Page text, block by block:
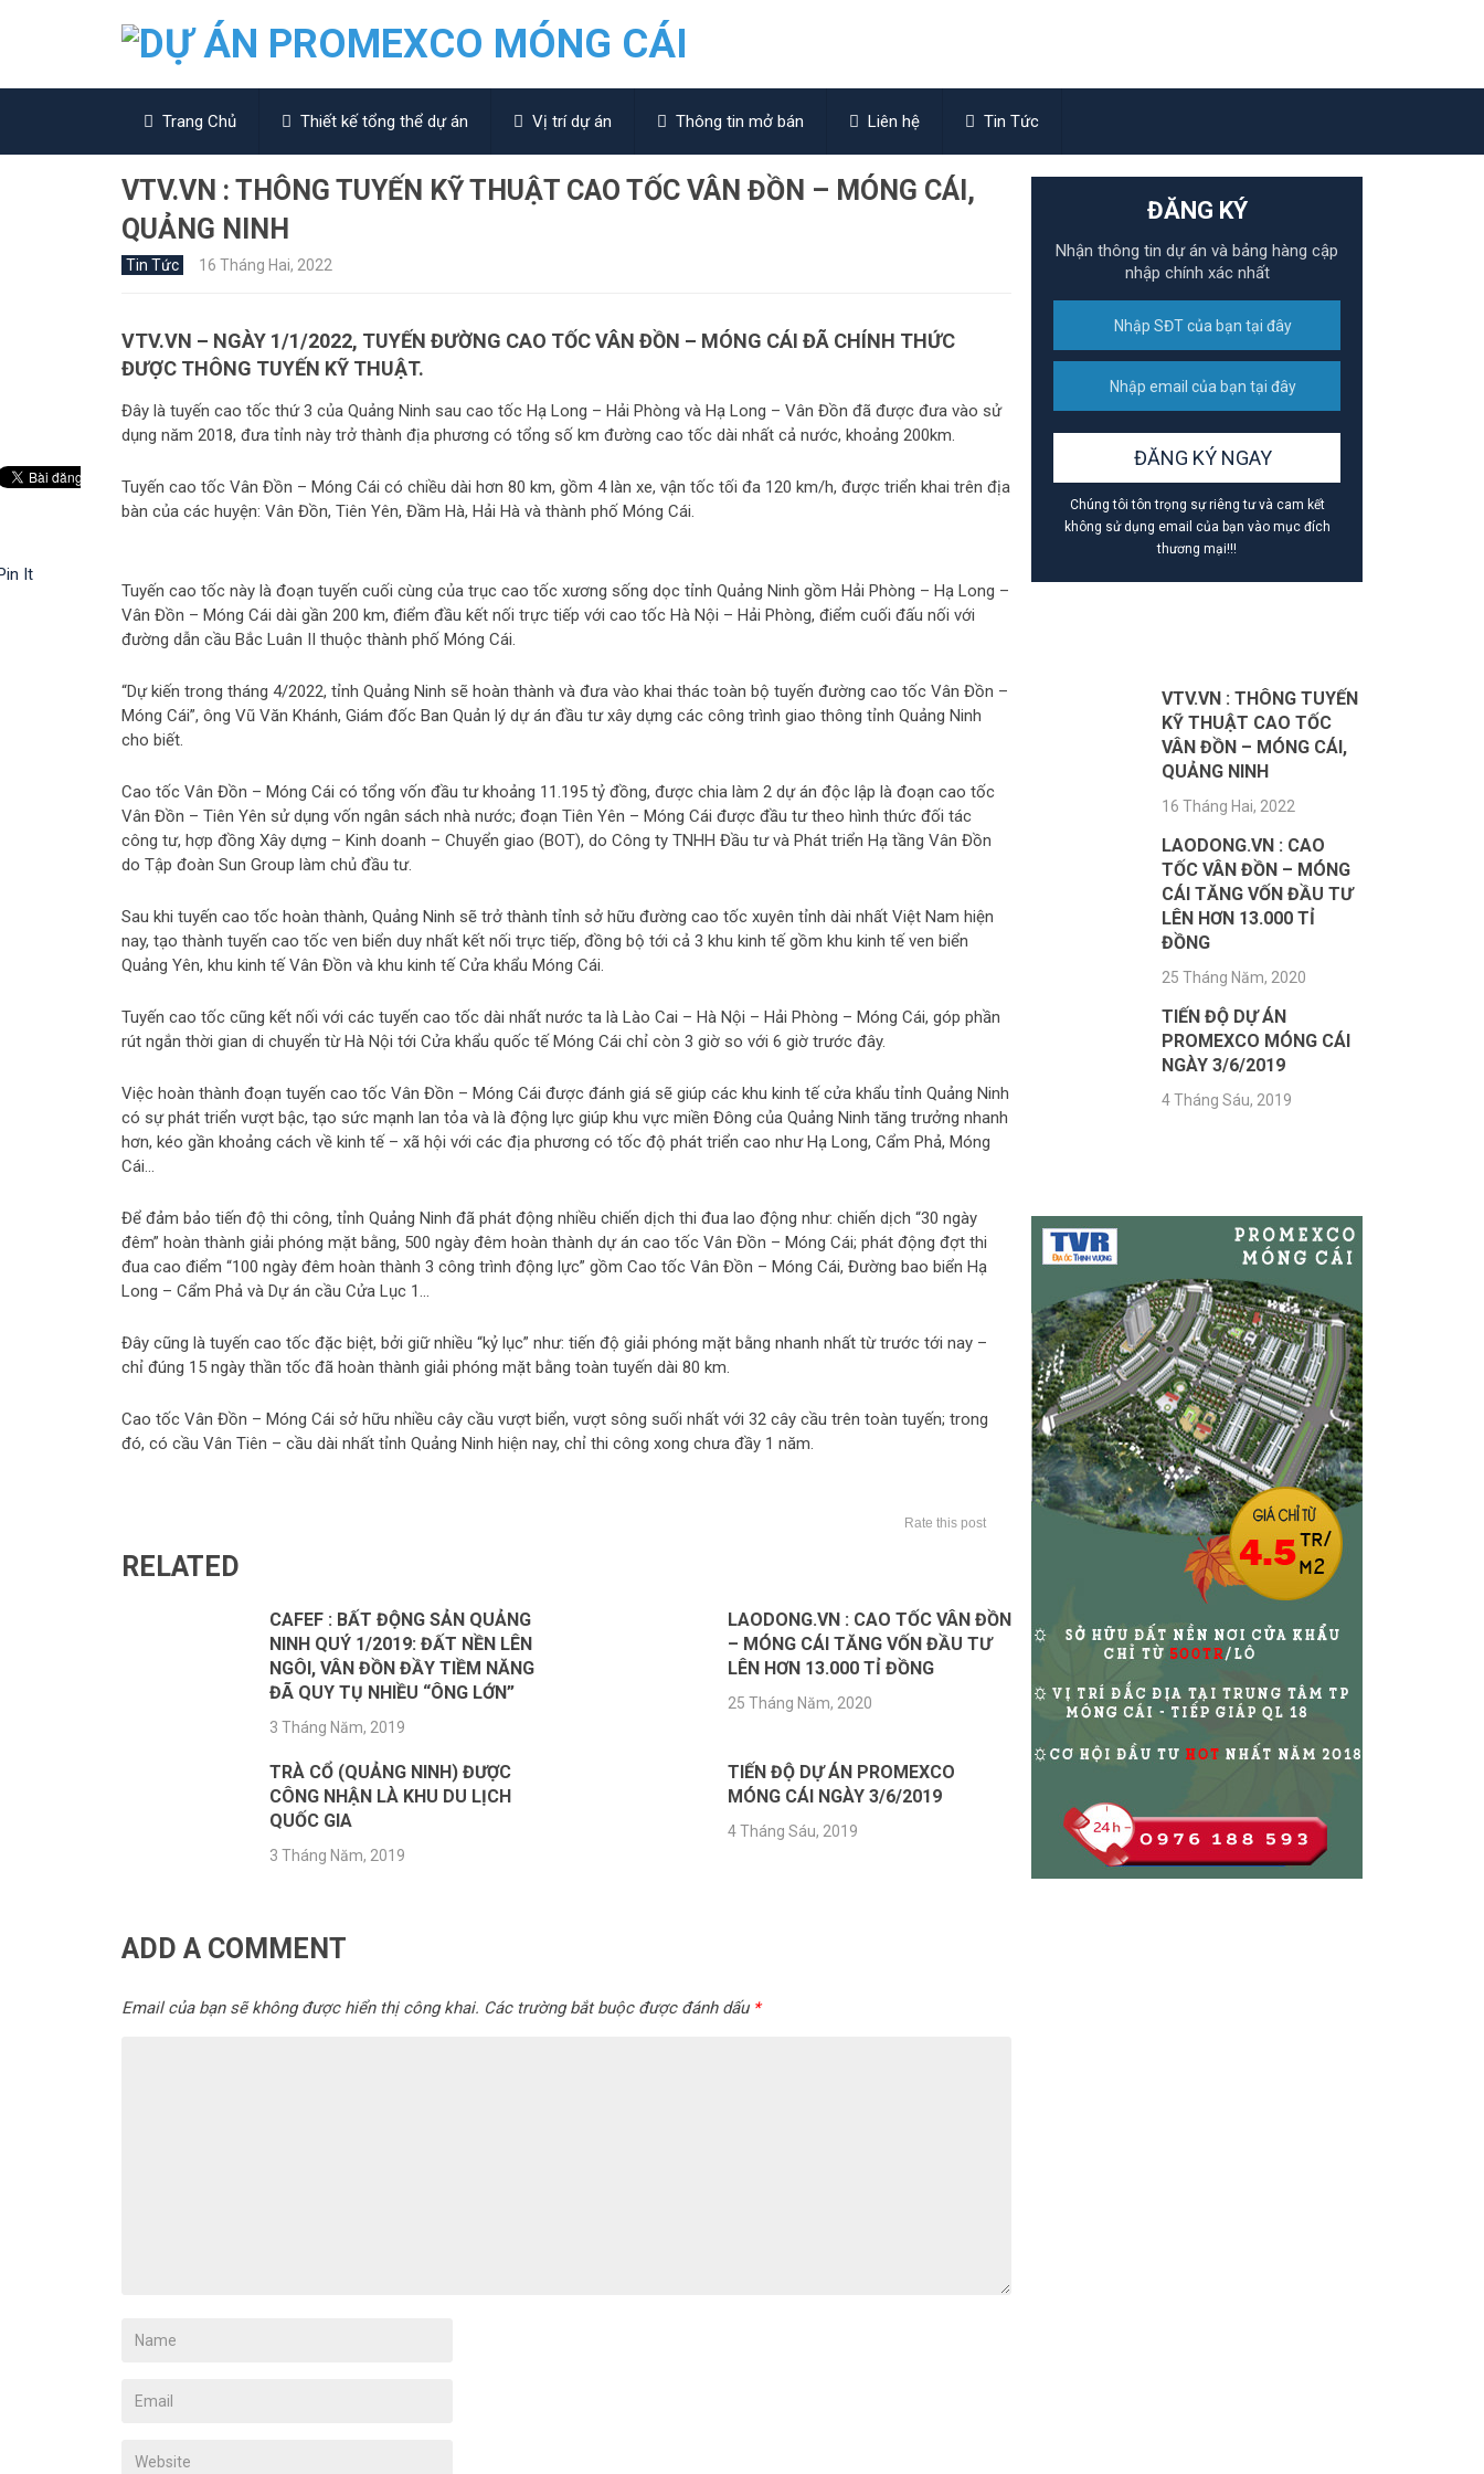
Trang Chủ Thiết kế tổng thể dự án Vị trí dự án Thông tin mở bán Liên hệ Tin Tức
VTV.VN : THÔNG TUYẾN KỸ THUẬT CAO TỐC VÂN ĐỒN – MÓNG CÁI,
QUẢNG NINH
Tin Tức 16 Tháng Hai, 2022
VTV.VN – NGÀY 1/1/2022, TUYẾN ĐƯỜNG CAO TỐC VÂN ĐỒN – MÓNG CÁI ĐÃ CHÍNH THỨC
ĐƯỢC THÔNG TUYẾN KỸ THUẬT.
Đây là tuyến cao tốc thứ 3 của Quảng Ninh sau cao tốc Hạ Long – Hải Phòng và Hạ Long – Vân Đồn đã được đưa vào sử
dụng năm 2018, đưa tỉnh này trở thành địa phương có tổng số km đường cao tốc dài nhất cả nước, khoảng 200km.
Tuyến cao tốc Vân Đồn – Móng Cái có chiều dài hơn 80 km, gồm 4 làn xe, vận tốc tối đa 120 km/h, được triển khai trên địa
bàn của các huyện: Vân Đồn, Tiên Yên, Đầm Hà, Hải Hà và thành phố Móng Cái.
Tuyến cao tốc này là đoạn tuyến cuối cùng của trục cao tốc xương sống dọc tỉnh Quảng Ninh gồm Hải Phòng – Hạ Long –
Vân Đồn – Móng Cái dài gần 200 km, điểm đầu kết nối trực tiếp với cao tốc Hà Nội – Hải Phòng, điểm cuối đấu nối với
đường dẫn cầu Bắc Luân II thuộc thành phố Móng Cái.
“Dự kiến trong tháng 4/2022, tỉnh Quảng Ninh sẽ hoàn thành và đưa vào khai thác toàn bộ tuyến đường cao tốc Vân Đồn –
Móng Cái”, ông Vũ Văn Khánh, Giám đốc Ban Quản lý dự án đầu tư xây dựng các công trình giao thông tỉnh Quảng Ninh
cho biết.
Cao tốc Vân Đồn – Móng Cái có tổng vốn đầu tư khoảng 11.195 tỷ đồng, được chia làm 2 dự án độc lập là đoạn cao tốc
Vân Đồn – Tiên Yên sử dụng vốn ngân sách nhà nước; đoạn Tiên Yên – Móng Cái được đầu tư theo hình thức đối tác
công tư, hợp đồng Xây dựng – Kinh doanh – Chuyển giao (BOT), do Công ty TNHH Đầu tư và Phát triển Hạ tầng Vân Đồn
do Tập đoàn Sun Group làm chủ đầu tư.
Sau khi tuyến cao tốc hoàn thành, Quảng Ninh sẽ trở thành tỉnh sở hữu đường cao tốc xuyên tỉnh dài nhất Việt Nam hiện
nay, tạo thành tuyến cao tốc ven biển duy nhất kết nối trực tiếp, đồng bộ tới cả 3 khu kinh tế gồm khu kinh tế ven biển
Quảng Yên, khu kinh tế Vân Đồn và khu kinh tế Cửa khẩu Móng Cái.
Tuyến cao tốc cũng kết nối với các tuyến cao tốc dài nhất nước ta là Lào Cai – Hà Nội – Hải Phòng – Móng Cái, góp phần
rút ngắn thời gian di chuyển từ Hà Nội tới Cửa khẩu quốc tế Móng Cái chỉ còn 3 giờ so với 6 giờ trước đây.
Việc hoàn thành đoạn tuyến cao tốc Vân Đồn – Móng Cái được đánh giá sẽ giúp các khu kinh tế cửa khẩu tỉnh Quảng Ninh
có sự phát triển vượt bậc, tạo sức mạnh lan tỏa và là động lực giúp khu vực miền Đông của Quảng Ninh tăng trưởng nhanh
hơn, kéo gần khoảng cách về kinh tế – xã hội với các địa phương có tốc độ phát triển cao như Hạ Long, Cẩm Phả, Móng
Cái…
Để đảm bảo tiến độ thi công, tỉnh Quảng Ninh đã phát động nhiều chiến dịch thi đua lao động như: chiến dịch “30 ngày
đêm” hoàn thành giải phóng mặt bằng, 500 ngày đêm hoàn thành dự án cao tốc Vân Đồn – Móng Cái; phát động đợt thi
đua cao điểm “100 ngày đêm hoàn thành 3 công trình động lực” gồm Cao tốc Vân Đồn – Móng Cái, Đường bao biển Hạ
Long – Cẩm Phả và Dự án cầu Cửa Lục 1…
Đây cũng là tuyến cao tốc đặc biệt, bởi giữ nhiều “kỷ lục” như: tiến độ giải phóng mặt bằng nhanh nhất từ trước tới nay –
chỉ đúng 15 ngày thần tốc đã hoàn thành giải phóng mặt bằng toàn tuyến dài 80 km.
Cao tốc Vân Đồn – Móng Cái sở hữu nhiều cây cầu vượt biển, vượt sông suối nhất với 32 cây cầu trên toàn tuyến; trong
đó, có cầu Vân Tiên – cầu dài nhất tỉnh Quảng Ninh hiện nay, chỉ thi công xong chưa đầy 1 năm.
Rate this post
It
RELATED
CAFEF : BẤT ĐỘNG SẢN QUẢNG
NINH QUÝ 1/2019: ĐẤT NỀN LÊN
NGÔI, VÂN ĐỒN ĐẦY TIỀM NĂNG
ĐÃ QUY TỤ NHIỀU “ÔNG LỚN”
3 Tháng Năm, 2019
LAODONG.VN : CAO TỐC VÂN ĐỒN
– MÓNG CÁI TĂNG VỐN ĐẦU TƯ
LÊN HƠN 13.000 TỈ ĐỒNG
25 Tháng Năm, 2020
TRÀ CỔ (QUẢNG NINH) ĐƯỢC
CÔNG NHẬN LÀ KHU DU LỊCH
QUỐC GIA
3 Tháng Năm, 2019
TIẾN ĐỘ DỰ ÁN PROMEXCO
MÓNG CÁI NGÀY 3/6/2019
4 Tháng Sáu, 2019
ADD A COMMENT
Email của bạn sẽ không được hiển thị công khai. Các trường bắt buộc được đánh dấu *
ĐĂNG KÝ
Nhận thông tin dự án và bảng hàng cập
nhập chính xác nhất
Chúng tôi tôn trọng sự riêng tư và cam kết
không sử dụng email của bạn vào mục đích
thương mại!!!
VTV.VN : THÔNG TUYẾN
KỸ THUẬT CAO TỐC
VÂN ĐỒN – MÓNG CÁI,
QUẢNG NINH
16 Tháng Hai, 2022
LAODONG.VN : CAO
TỐC VÂN ĐỒN – MÓNG
CÁI TĂNG VỐN ĐẦU TƯ
LÊN HƠN 13.000 TỈ
ĐỒNG
25 Tháng Năm, 2020
TIẾN ĐỘ DỰ ÁN
PROMEXCO MÓNG CÁI
NGÀY 3/6/2019
4 Tháng Sáu, 2019